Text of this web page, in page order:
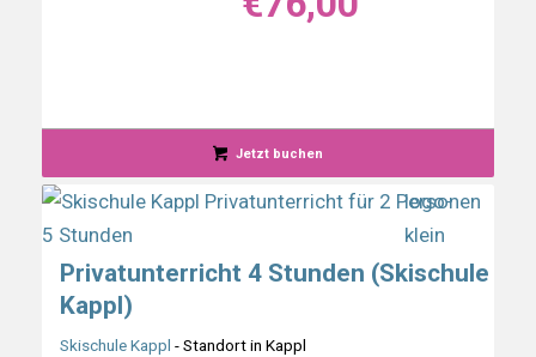
Jetzt buchen
5.00
Privatunterricht 4 Stunden (Skischule
Kappl)
Skischule Kappl - Standort in Kappl